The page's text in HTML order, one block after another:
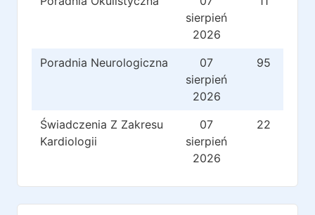
sierpień
2026
Poradnia Neurologiczna
07
sierpień
2026
95
Świadczenia Z Zakresu
Kardiologii
07
sierpień
2026
22